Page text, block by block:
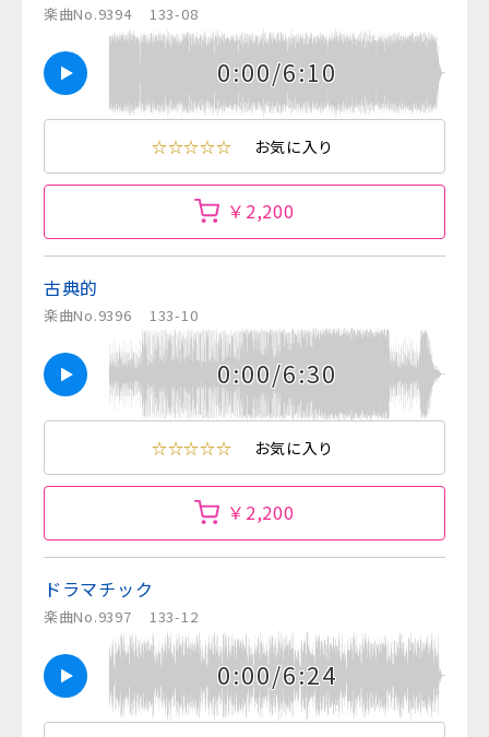
楽曲No.9394 133-08
0:00/6:10
☆☆☆☆☆ お気に入り
￥2,200
古典的
楽曲No.9396 133-10
0:00/6:30
☆☆☆☆☆ お気に入り
￥2,200
ドラマチック
楽曲No.9397 133-12
0:00/6:24